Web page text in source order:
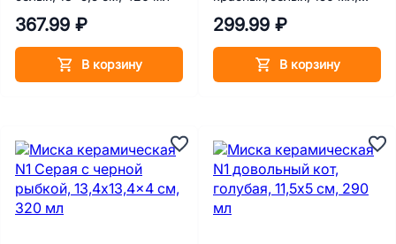
367.99 ₽
В корзину
299.99 ₽
В корзину